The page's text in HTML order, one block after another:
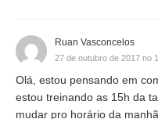
Ruan Vasconcelos
27 de outubro de 2017 no
Olá, estou pensando em
estou treinando as 15h da
mudar pro horário da